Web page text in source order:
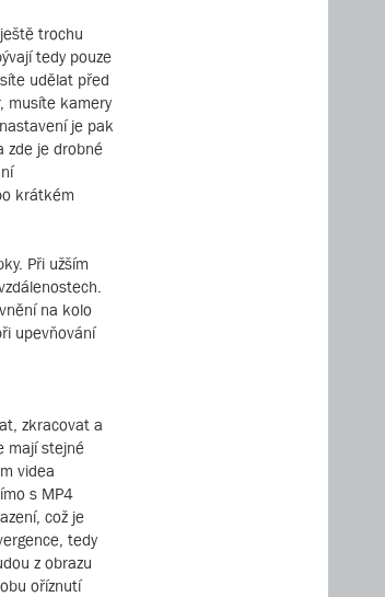
trochu
tedy pouze
udělat před
musíte kamery
je pak
zde je drobné
krátkém
Při užším
na kolo
upevňování
zkracovat a
mají stejné
videa
s MP4
což je
tedy
z obrazu
oříznutí